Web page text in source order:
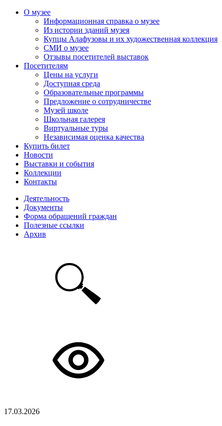
О музее
Информационная справка о музее
Из истории зданий музея
Купцы Алафузовы и их художественная коллекция
СМИ о музее
Отзывы посетителей выставок
Посетителям
Цены на услуги
Доступная среда
Образовательные программы
Предложение о сотрудничестве
Музей школе
Школьная галерея
Виртуальные туры
Независимая оценка качества
Купить билет
Новости
Выставки и события
Коллекции
Контакты
Деятельность
Документы
Форма обращений граждан
Полезные ссылки
Архив
17.03.2026